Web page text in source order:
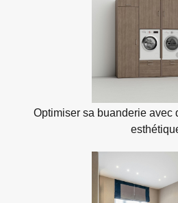
Optimiser sa buanderie avec